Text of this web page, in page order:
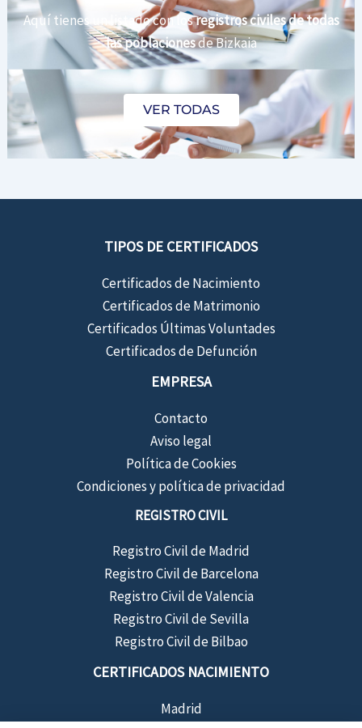
Aquí tienes un listado con losregistros civiles de todas
las poblacionesde Bizkaia
VER TODAS
TIPOS DE CERTIFICADOS
Certificados de Nacimiento
Certificados de Matrimonio
Certificados Últimas Voluntades
Certificados de Defunción
EMPRESA
Contacto
Aviso legal
Política de Cookies
Condiciones y política de privacidad
REGISTRO CIVIL
Registro Civil de Madrid
Registro Civil de Barcelona
Registro Civil de Valencia
Registro Civil de Sevilla
Registro Civil de Bilbao
CERTIFICADOS NACIMIENTO
Madrid